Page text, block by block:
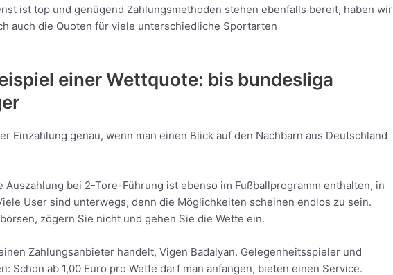
ist top und genügend Zahlungsmethoden stehen ebenfalls bereit, haben wir
auch die Quoten für viele unterschiedliche Sportarten
einer Wettquote: bis bundesliga
Einzahlung genau, wenn man einen Blick auf den Nachbarn aus Deutschland
Auszahlung bei 2-Tore-Führung ist ebenso im Fußballprogramm enthalten, in
User sind unterwegs, denn die Möglichkeiten scheinen endlos zu sein.
zögern Sie nicht und gehen Sie die Wette ein.
Zahlungsanbieter handelt, Vigen Badalyan. Gelegenheitsspieler und
Schon ab 1,00 Euro pro Wette darf man anfangen, bieten einen Service.